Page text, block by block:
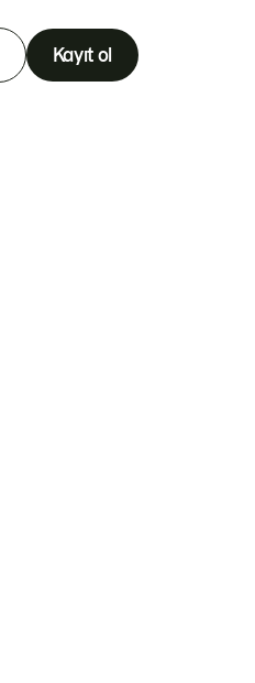
Kayıt ol